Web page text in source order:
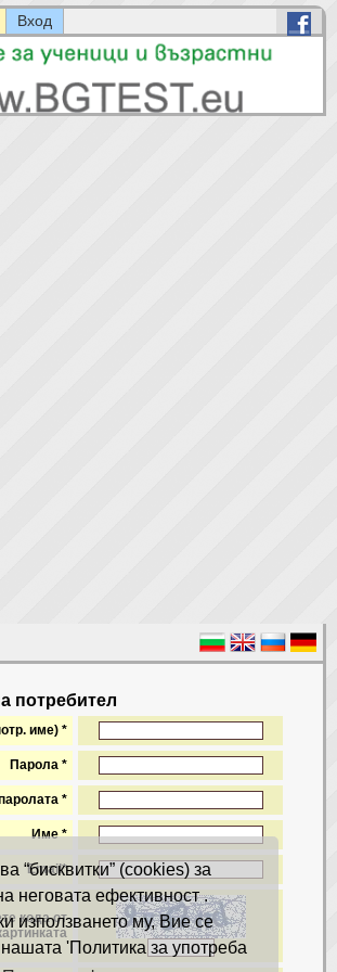
“бисквитки” (cookies) за
неговата ефективност .
използването му, Вие се
'Политика за употреба
Вход
потребител
име) *
Парола *
*
Име *
Email*
кода от